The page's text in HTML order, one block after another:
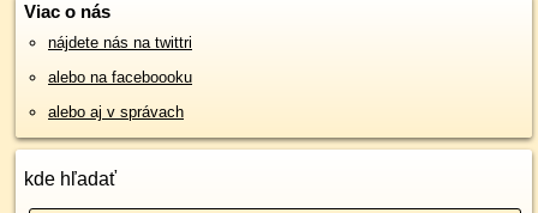
Viac o nás
nájdete nás na twittri
alebo na faceboooku
alebo aj v správach
kde hľadať